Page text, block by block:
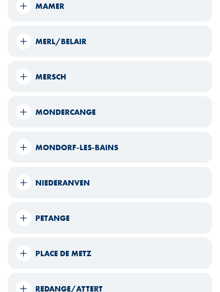
MAMER
MERL/BELAIR
MERSCH
MONDERCANGE
MONDORF-LES-BAINS
NIEDERANVEN
PETANGE
PLACE DE METZ
REDANGE/ATTERT